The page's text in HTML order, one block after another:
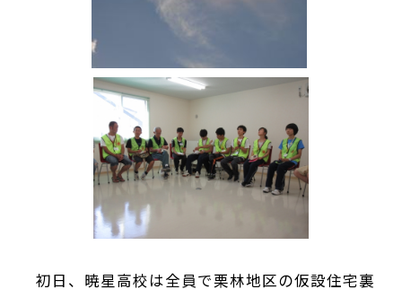
初日、暁星高校は全員で栗林地区の仮設住宅裏